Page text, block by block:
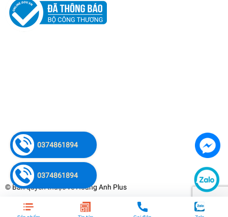
© Bản quyền thuộc vềHoàng Anh Plus
0374861894
0374861894